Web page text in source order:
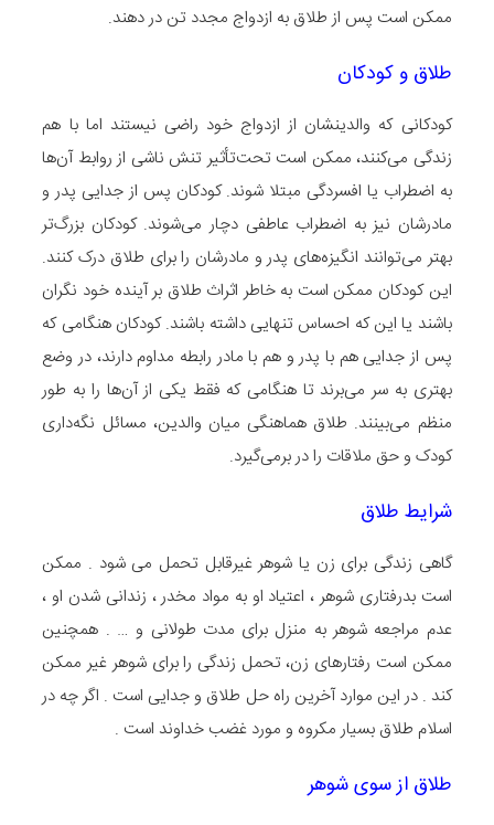
ممکن است پس از طلاق به ازدواج مجدد تن در دهند.
طلاق و کودکان
کودکانی که والدینشان از ازدواج خود راضی نیستند اما با هم
زندگی می‌کنند، ممکن است تحت‌تأثیر تنش ناشی از روابط آن‌ها
به اضطراب یا افسردگی مبتلا شوند. کودکان پس از جدایی پدر و
مادرشان نیز به اضطراب عاطفی دچار می‌شوند. کودکان بزرگ‌تر
بهتر می‌توانند انگیزه‌های پدر و مادرشان را برای طلاق درک کنند.
این کودکان ممکن است به خاطر اثراث طلاق بر آینده خود نگران
باشند یا این که احساس تنهایی داشته باشند. کودکان هنگامی که
پس از جدایی هم با پدر و هم با مادر رابطه مداوم دارند، در وضع
بهتری به سر می‌برند تا هنگامی که فقط یکی از آن‌ها را به طور
منظم می‌بینند. طلاق هماهنگی میان والدین، مسائل نگه‌داری
کودک و حق ملاقات را در برمی‌گیرد.
شرایط طلاق
گاهی زندگی برای زن یا شوهر غیرقابل تحمل می شود . ممکن
است بدرفتاری شوهر ، اعتیاد او به مواد مخدر ، زندانی شدن او ،
عدم مراجعه شوهر به منزل برای مدت طولانی و … . همچنین
ممکن است رفتارهای زن، تحمل زندگی را برای شوهر غیر ممکن
کند . در این موارد آخرین راه حل طلاق و جدایی است . اگر چه در
اسلام طلاق بسیار مکروه و مورد غضب خداوند است .
طلاق از سوی شوهر